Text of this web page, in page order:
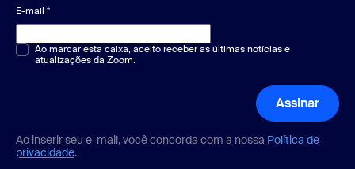
E-mail *
Múltipla escolha ou resposta única*
Ao marcar esta caixa, aceito receber as últimas notícias e
atualizações da Zoom.
Assinar
Ao inserir seu e-mail, você concorda com a nossa Política de
privacidade.